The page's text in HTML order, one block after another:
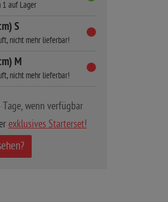
1 auf Lager
S
nicht mehr lieferbar!
M
nicht mehr lieferbar!
wenn verfügbar
exklusives Starterset!